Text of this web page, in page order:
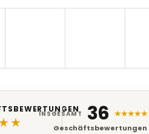
INSGESAMT 36 ★★★★★
Geschäftsbewertungen